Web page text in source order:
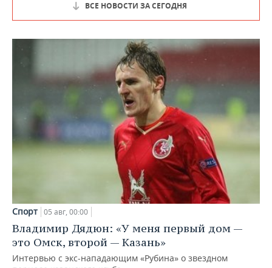
ВСЕ НОВОСТИ ЗА СЕГОДНЯ
Спорт 05 авг, 00:00
Владимир Дядюн: «У меня первый дом —
это Омск, второй — Казань»
Интервью с экс-нападающим «Рубина» о звездном